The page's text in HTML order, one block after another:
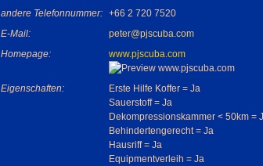
andere Telefonnummer: +66 2 720 7520
E-Mail:
peter@pjscuba.com
Homepage:
www.pjscuba.com
Eigenschaften:
Erste Hilfe Koffer = Ja
Sauerstoff = Ja
Dekompressionskammer < 50km =
Behindertengerecht = Ja
Hausriff = Ja
Equipmentverleih = Ja